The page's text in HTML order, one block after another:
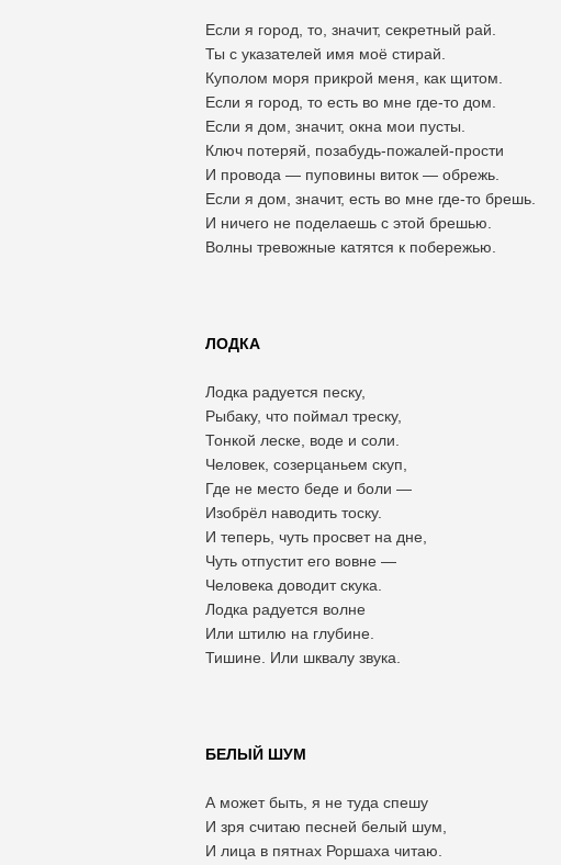
Если я город, то, значит, секретный рай.
Ты с указателей имя моё стирай.
Куполом моря прикрой меня, как щитом.
Если я город, то есть во мне где-то дом.
Если я дом, значит, окна мои пусты.
Ключ потеряй, позабудь-пожалей-прости
И провода — пуповины виток — обрежь.
Если я дом, значит, есть во мне где-то брешь.
И ничего не поделаешь с этой брешью.
Волны тревожные катятся к побережью.
ЛОДКА
Лодка радуется песку,
Рыбаку, что поймал треску,
Тонкой леске, воде и соли.
Человек, созерцаньем скуп,
Где не место беде и боли —
Изобрёл наводить тоску.
И теперь, чуть просвет на дне,
Чуть отпустит его вовне —
Человека доводит скука.
Лодка радуется волне
Или штилю на глубине.
Тишине. Или шквалу звука.
БЕЛЫЙ ШУМ
А может быть, я не туда спешу
И зря считаю песней белый шум,
И лица в пятнах Роршаха читаю.